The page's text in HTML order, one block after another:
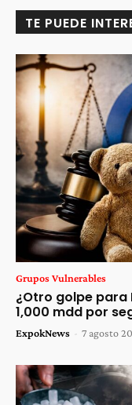
TE PUEDE
Grupos Vulnerables
¿Otro golpe para
1,000 mdd por
ExpokNews - 7 agosto